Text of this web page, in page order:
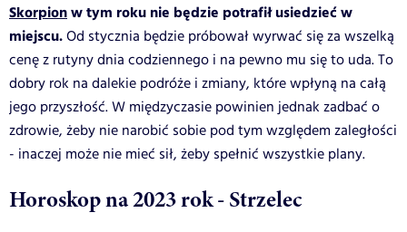
Skorpionw tym roku nie będzie potrafił usiedzieć w
miejscu.Od stycznia będzie próbował wyrwać się za wszelką
cenę z rutyny dnia codziennego i na pewno mu się to uda. To
dobry rok na dalekie podróże i zmiany, które wpłyną na całą
jego przyszłość. W międzyczasie powinien jednak zadbać o
zdrowie, żeby nie narobić sobie pod tym względem zaległości
- inaczej może nie mieć sił, żeby spełnić wszystkie plany.
Horoskop na 2023 rok - Strzelec